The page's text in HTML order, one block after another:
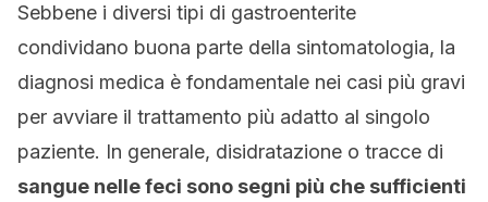
Sebbene i diversi tipi di gastroenterite
condividano buona parte della sintomatologia, la
diagnosi medica è fondamentale nei casi più gravi
per avviare il trattamento più adatto al singolo
paziente. In generale, disidratazione o tracce di
sangue nelle feci sono segni più che sufficienti